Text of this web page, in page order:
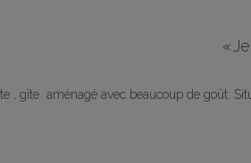
«
, gîte  aménagé avec beaucoup de goût.